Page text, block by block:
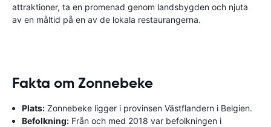
attraktioner, ta en promenad genom landsbygden och njuta
av en måltid på en av de lokala restaurangerna.
Fakta om Zonnebeke
Plats: Zonnebeke ligger i provinsen Västflandern i Belgien.
Befolkning: Från och med 2018 var befolkningen i